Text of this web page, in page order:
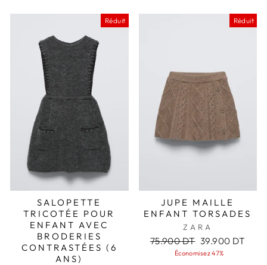
Réduit
SALOPETTE
TRICOTÉE POUR
ENFANT AVEC
BRODERIES
CONTRASTÉES (6
ANS)
Réduit
JUPE MAILLE
ENFANT TORSADES
ZARA
Prix
régulier
75.900 DT Prix
réduit
39.900 DT
Économisez 47%